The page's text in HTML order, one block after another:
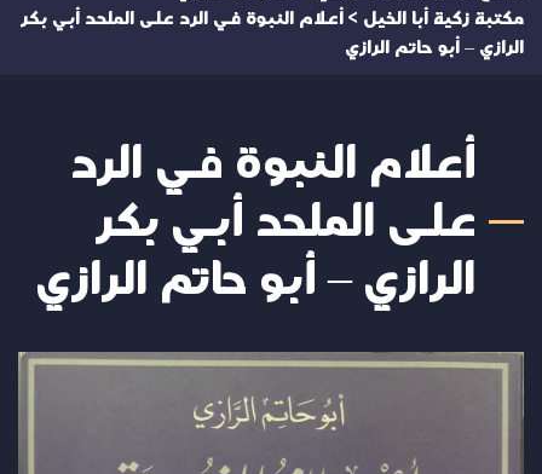
مكتبة زكية أبا الخيل > أعلام النبوة في الرد على الملحد أبي بكر
الرازي – أبو حاتم الرازي
أعلام النبوة في الرد
على الملحد أبي بكر
الرازي – أبو حاتم الرازي